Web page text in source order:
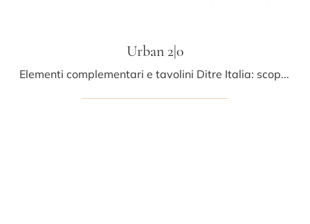
Urban 2|0
Elementi complementari e tavolini Ditre Italia: scopri come impreziosire i tuoi spazi moderni con il modello Urban 2|0.